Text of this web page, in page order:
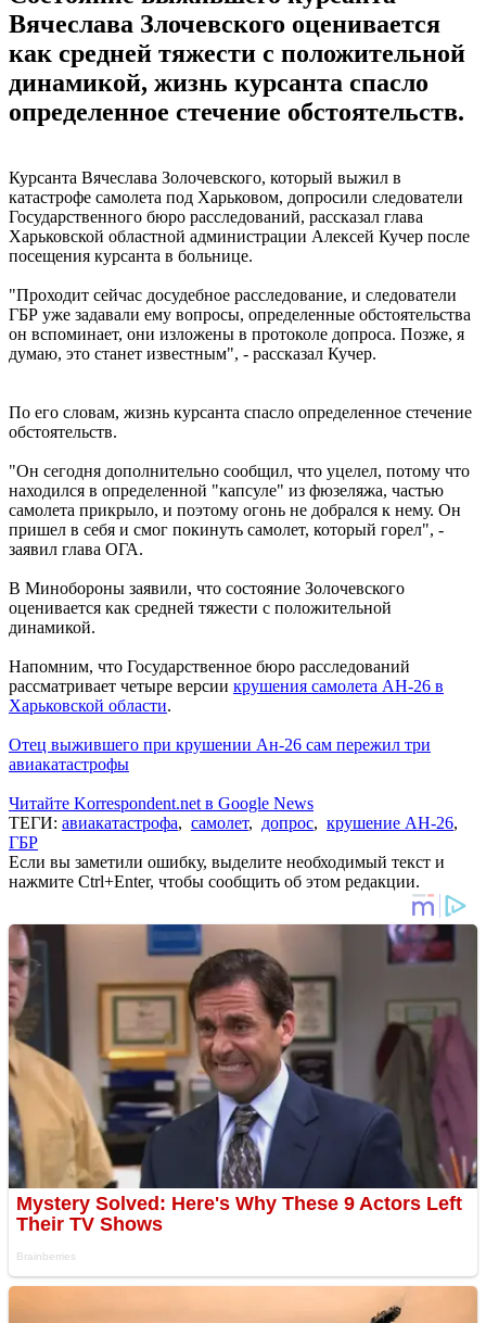
Вячеслава Злочевского оценивается
как средней тяжести с положительной
динамикой, жизнь курсанта спасло
определенное стечение обстоятельств.
Курсанта Вячеслава Золочевского, который выжил в
катастрофе самолета под Харьковом, допросили следователи
Государственного бюро расследований, рассказал глава
Харьковской областной администрации Алексей Кучер после
посещения курсанта в больнице.
"Проходит сейчас досудебное расследование, и следователи
ГБР уже задавали ему вопросы, определенные обстоятельства
он вспоминает, они изложены в протоколе допроса. Позже, я
думаю, это станет известным", - рассказал Кучер.
По его словам, жизнь курсанта спасло определенное стечение
обстоятельств.
"Он сегодня дополнительно сообщил, что уцелел, потому что
находился в определенной "капсуле" из фюзеляжа, частью
самолета прикрыло, и поэтому огонь не добрался к нему. Он
пришел в себя и смог покинуть самолет, который горел", -
заявил глава ОГА.
В Минобороны заявили, что состояние Золочевского
оценивается как средней тяжести с положительной
динамикой.
Напомним, что Государственное бюро расследований
рассматривает четыре версии крушения самолета АН-26 в
Харьковской области.
Отец выжившего при крушении Ан-26 сам пережил три
авиакатастрофы
Читайте Korrespondent.net в Google News
ТЕГИ: авиакатастрофа, самолет, допрос, крушение АН-26,
ГБР
Если вы заметили ошибку, выделите необходимый текст и
нажмите Ctrl+Enter, чтобы сообщить об этом редакции.